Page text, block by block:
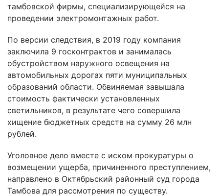
тамбовской фирмы, специализирующейся на
проведении электромонтажных работ.
По версии следствия, в 2019 году компания
заключила 9 госконтрактов и занималась
обустройством наружного освещения на
автомобильных дорогах пяти муниципальных
образований области. Обвиняемая завышала
стоимость фактически установленных
светильников, в результате чего совершила
хищение бюджетных средств на сумму 26 млн
рублей.
Уголовное дело вместе с иском прокуратуры о
возмещении ущерба, причиненного преступлением,
направлено в Октябрьский районный суд города
Тамбова для рассмотрения по существу.